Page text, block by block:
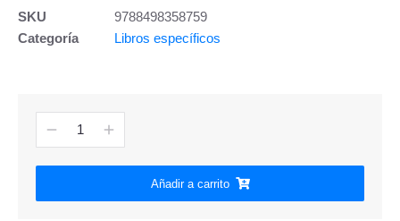
SKU
9788498358759
Categoría
Libros específicos
Añadir a carrito